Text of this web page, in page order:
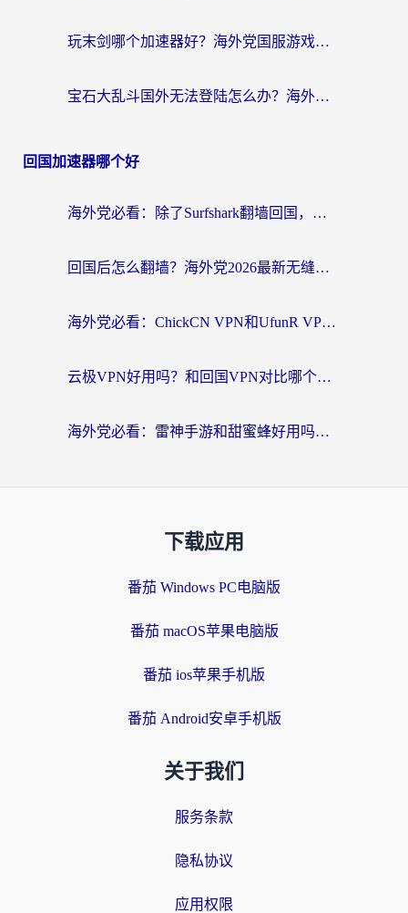
玩末剑哪个加速器好？海外党国服游戏畅玩终极指南（附3款热门游戏实测）
宝石大乱斗国外无法登陆怎么办？海外玩家专属加速指南（附穿越火线原野传说解决方案）
回国加速器哪个好
海外党必看：除了Surfshark翻墙回国，这些加速器选择技巧你真的懂吗？
回国后怎么翻墙？海外党2026最新无缝访问国内资源全攻略（附对比实测）
海外党必看：ChickCN VPN和UfunR VPN对比哪个回国效果更好？附实用选择指南
云极VPN好用吗？和回国VPN对比哪个回国效果更好？海外党亲测避坑指南
海外党必看：雷神手游和甜蜜蜂好用吗？3步选对回国加速器无缝刷国内资源
下载应用
番茄 Windows PC电脑版
番茄 macOS苹果电脑版
番茄 ios苹果手机版
番茄 Android安卓手机版
关于我们
服务条款
隐私协议
应用权限